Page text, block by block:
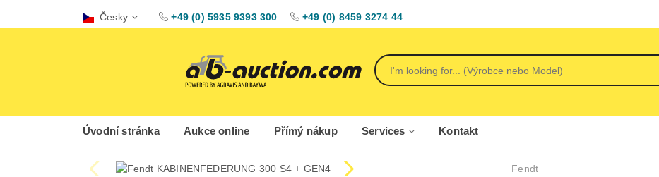
Česky +49 (0) 5935 9393 300 +49 (0) 8459 3274 44
Úvodní stránka Aukce online Přímý nákup Services Kontakt
Fendt